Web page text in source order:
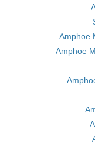
Amphoe
Amphoe